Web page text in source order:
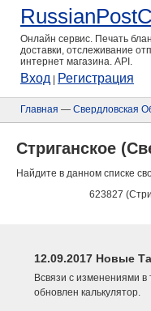
Онлайн сервис. Печать
доставки, отслеживание
интернет магазина. API.
Вход Регистрация
Главная — Свердловская
Стриганское
Найдите в данном списке
623827
12.09.2017 Новые
Всвязи с изменениями
обновлен калькулятор.